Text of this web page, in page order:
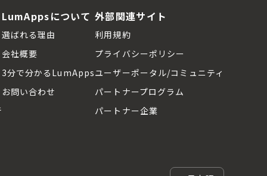
LumAppsについて
選ばれる理由
会社概要
3分で分かるLumApps
お問い合わせ
外部関連サイト
利用規約
プライバシーポリシー
ユーザーポータル/コミュニティ
パートナープログラム
パートナー企業